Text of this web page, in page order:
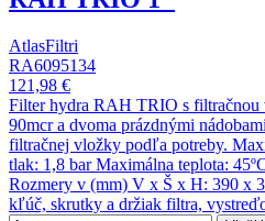
AtlasFiltri
RA6095134
121,98 €
Filter hydra RAH TRIO s filtračnou
90mcr a dvoma prázdnými
filtračnej vložky podľa potreby.
tlak: 1,8 bar Maximálna teplota:
Rozmery v (mm) V x Š x H: 390 x
kľúč, skrutky a držiak filtra,